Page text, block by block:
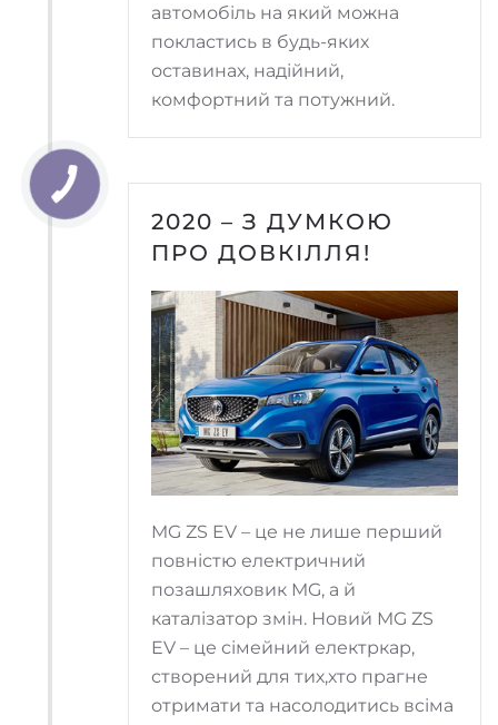
автомобіль на який можна
покластись в будь-яких
оставинах, надійний,
комфортний та потужний.
2020 – З ДУМКОЮ
ПРО ДОВКІЛЛЯ!
MG ZS EV – це не лише перший
повністю електричний
позашляховик MG, а й
каталізатор змін. Новий MG ZS
EV – це сімейний електркар,
створений для тих,хто прагне
отримати та насолодитись всіма